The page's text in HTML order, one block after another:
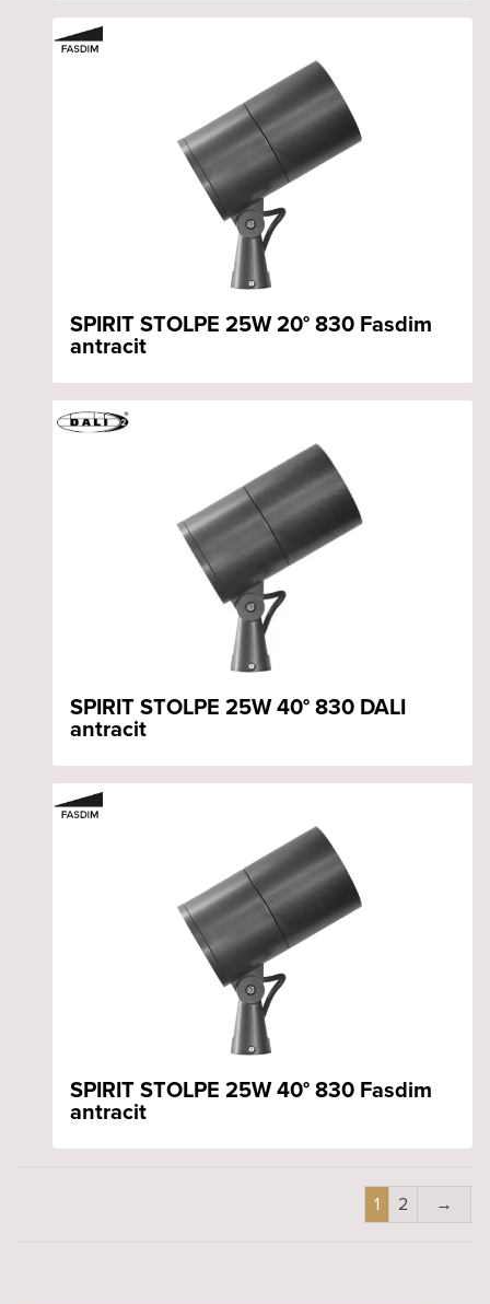
SPIRIT STOLPE 25W 20° 830 Fasdim
antracit
SPIRIT STOLPE 25W 40° 830 DALI
antracit
SPIRIT STOLPE 25W 40° 830 Fasdim
antracit
1 2 →